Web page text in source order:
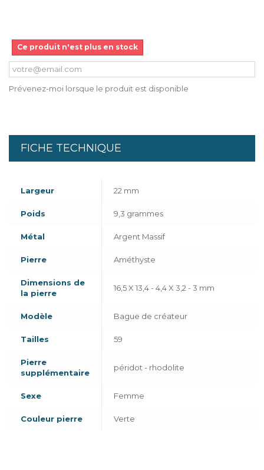
Ce produit n'est plus en stock
Prévenez-moi lorsque le produit est disponible
FICHE TECHNIQUE
Largeur 22 mm
Poids 9,3 grammes
Métal Argent Massif
Pierre Améthyste
Dimensions de
la pierre
16,5 X 13,4 - 4,4 X 3,2 - 3 mm
Modèle Bague de créateur
Tailles 59
Pierre
supplémentaire
péridot - rhodolite
Sexe Femme
Couleur pierre Verte